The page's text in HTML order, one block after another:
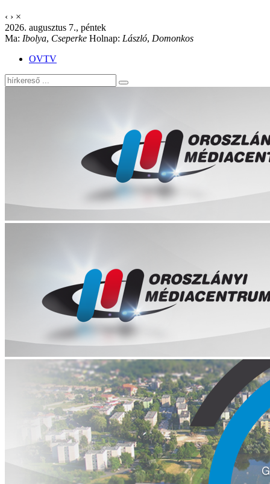
‹ › ×
2026. augusztus 7., péntek
Ma: Ibolya, Cseperke Holnap: László, Domonkos
OVTV